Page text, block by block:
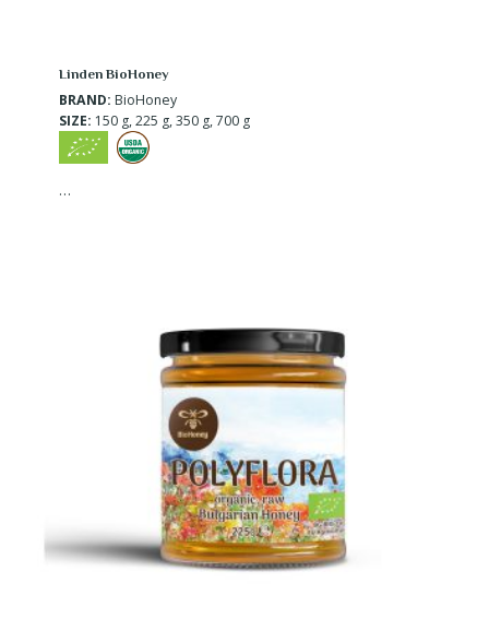
Linden BioHoney
BRAND: BioHoney
SIZE: 150 g, 225 g, 350 g, 700 g
…